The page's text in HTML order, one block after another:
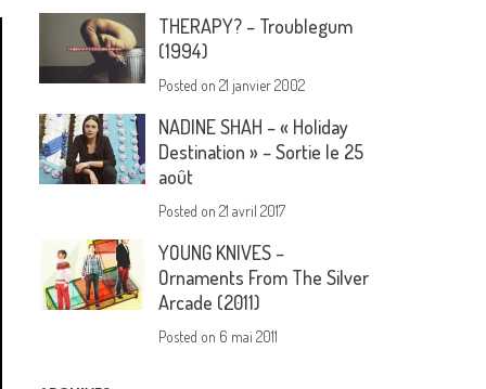
THERAPY? – Troublegum
(1994)
Posted on21 janvier 2002
NADINE SHAH – « Holiday
Destination » – Sortie le 25
août
Posted on21 avril 2017
YOUNG KNIVES –
Ornaments From The Silver
Arcade (2011)
Posted on 6 mai 2011